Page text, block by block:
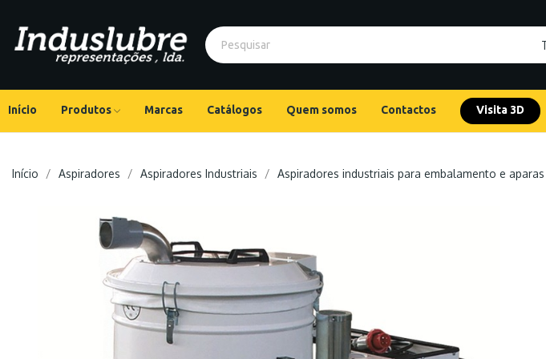
Início Produtos Marcas Catálogos Quem somos Contactos Visita 3D
Início Aspiradores Aspiradores Industriais Aspiradores industriais para embalamento e aparas